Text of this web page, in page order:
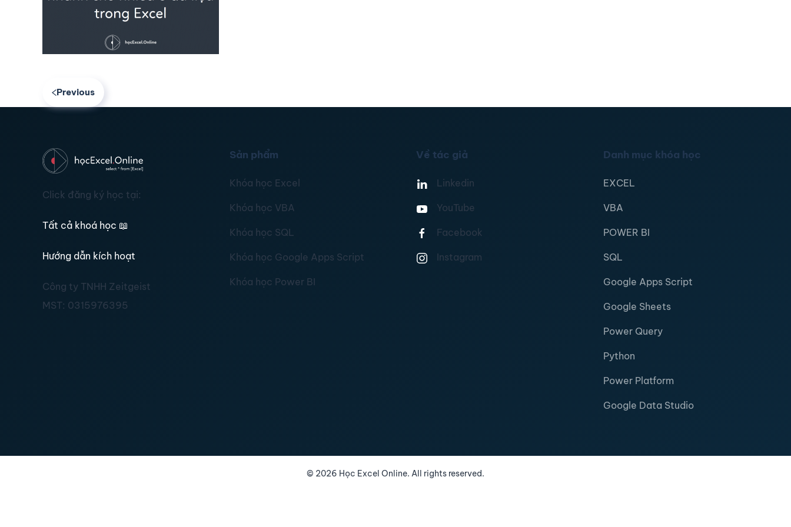
Previous
Click đăng ký học tại:
Tất cả khoá học 📖
Hướng dẫn kích hoạt
Công ty TNHH Zeitgeist
MST: 0315976395
Sản phẩm
Khóa học Excel
Khóa học VBA
Khóa học SQL
Khóa học Google Apps Script
Khóa học Power BI
Về tác giả
Linkedin
YouTube
Facebook
Instagram
Danh mục khóa học
EXCEL
VBA
POWER BI
SQL
Google Apps Script
Google Sheets
Power Query
Python
Power Platform
Google Data Studio
© 2026 Học Excel Online. All rights reserved.